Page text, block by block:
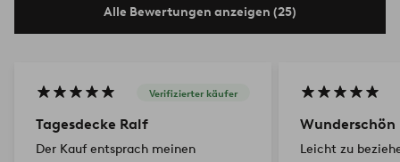
Alle Bewertungen anzeigen (25)
Verifizierter käufer
Tagesdecke Ralf
Der Kauf entsprach meinen
Wunderschön
Leicht zu